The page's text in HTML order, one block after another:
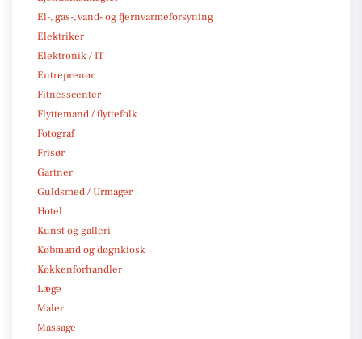
El-, gas-, vand- og fjernvarmeforsyning
Elektriker
Elektronik / IT
Entreprenør
Fitnesscenter
Flyttemand / flyttefolk
Fotograf
Frisør
Gartner
Guldsmed / Urmager
Hotel
Kunst og galleri
Købmand og døgnkiosk
Køkkenforhandler
Læge
Maler
Massage